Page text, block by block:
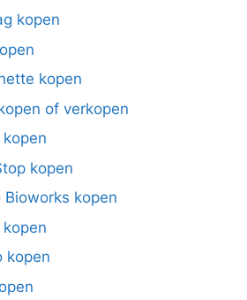
kopen
kopen
of verkopen
kopen
kopen
kopen